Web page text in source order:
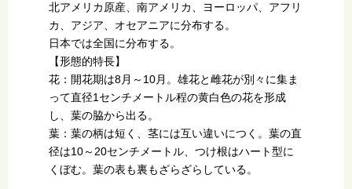
北アメリカ原産、南アメリカ、ヨーロッパ、アフリ
カ、アジア、オセアニアに分布する。
日本では全国に分布する。
【形態的特長】
花：開花期は8月～10月。雄花と雌花が別々に集ま
って直径1センチメートル程の黄白色の花を形成
し、葉の脇から出る。
葉：葉の柄は短く、茎には互い違いにつく。葉の直
径は10～20センチメートル、つけ根はハート型に
くぼむ。葉の表も裏もざらざらしている。